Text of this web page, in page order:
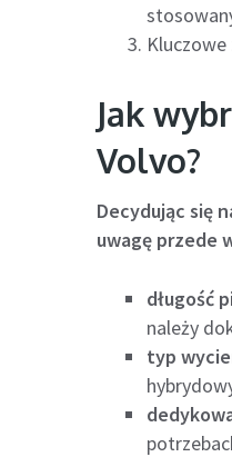
Jak
Volvo?
Decydując się
uwagę przede
długość
należy
typ